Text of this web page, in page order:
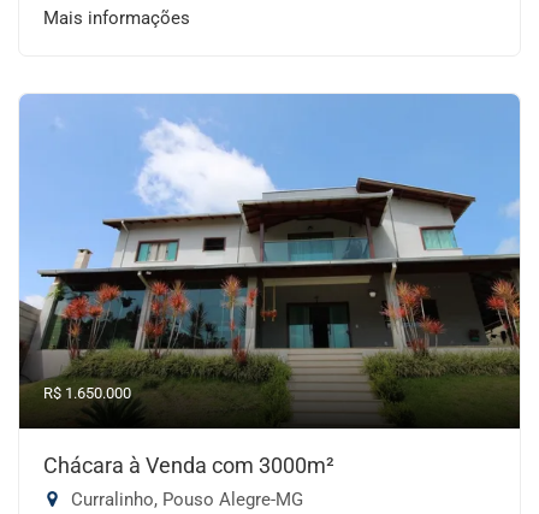
Mais informações
R$ 1.650.000
Chácara à Venda com 3000m²
Curralinho, Pouso Alegre-MG